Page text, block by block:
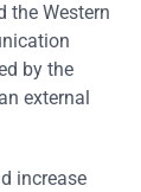
the Western
by the
external
increase